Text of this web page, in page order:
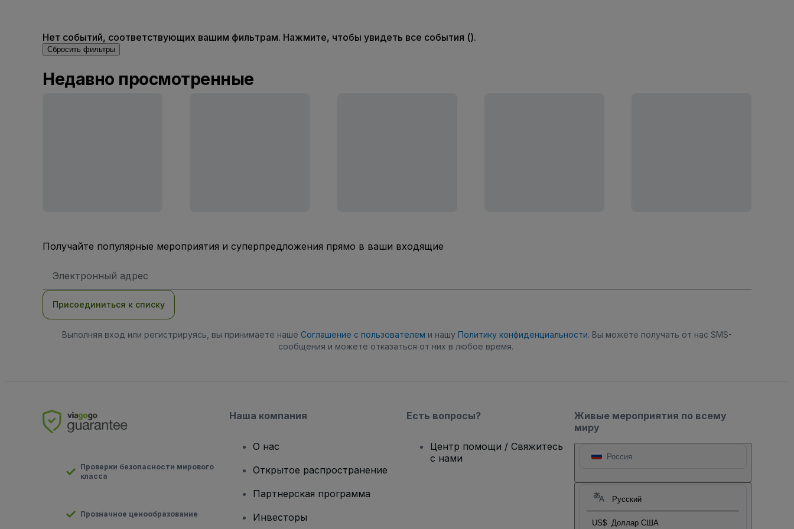
Нет событий, соответствующих вашим фильтрам. Нажмите, чтобы увидеть все события ().
Сбросить фильтры
Недавно просмотренные
Получайте популярные мероприятия и суперпредложения прямо в ваши входящие
электронной
Присоединиться к списку
Выполняя вход или регистрируясь, вы принимаете наше Соглашение с пользователем и нашу Политику конфиденциальности. Вы можете получать от нас SMS-
сообщения и можете отказаться от них в любое время.
Живые мероприятия по всему
миру
Россия
Русский
US$ Доллар США
Проверки безопасности мирового
класса
Прозначное ценообразование
Наша компания
О нас
Открытое распространение
Партнерская программа
Инвесторы
Есть вопросы?
Центр помощи / Свяжитесь
с нами